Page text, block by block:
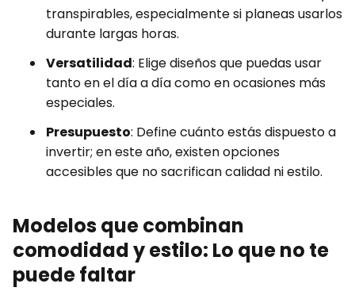
transpirables, especialmente si planeas usarlos
durante largas horas.
Versatilidad: Elige diseños que puedas usar
tanto en el día a día como en ocasiones más
especiales.
Presupuesto: Define cuánto estás dispuesto a
invertir; en este año, existen opciones
accesibles que no sacrifican calidad ni estilo.
Modelos que combinan
comodidad y estilo: Lo que no te
puede faltar